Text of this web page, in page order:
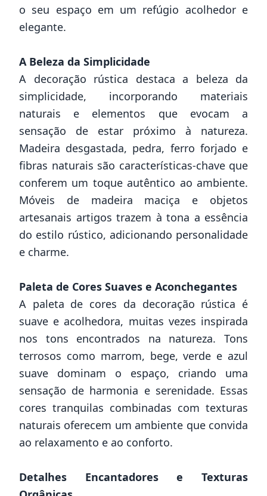
o seu espaço em um refúgio acolhedor e
elegante.
A Beleza da Simplicidade
A decoração rústica destaca a beleza da
simplicidade, incorporando materiais
naturais e elementos que evocam a
sensação de estar próximo à natureza.
Madeira desgastada, pedra, ferro forjado e
fibras naturais são características-chave que
conferem um toque autêntico ao ambiente.
Móveis de madeira maciça e objetos
artesanais artigos trazem à tona a essência
do estilo rústico, adicionando personalidade
e charme.
Paleta de Cores Suaves e Aconchegantes
A paleta de cores da decoração rústica é
suave e acolhedora, muitas vezes inspirada
nos tons encontrados na natureza. Tons
terrosos como marrom, bege, verde e azul
suave dominam o espaço, criando uma
sensação de harmonia e serenidade. Essas
cores tranquilas combinadas com texturas
naturais oferecem um ambiente que convida
ao relaxamento e ao conforto.
Detalhes Encantadores e Texturas